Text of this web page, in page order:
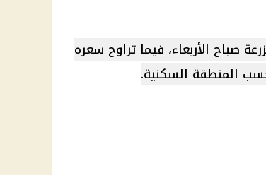
الأبيض 88 جنيها للمزرعة صباح الأربعاء، فيما تراوح سعره